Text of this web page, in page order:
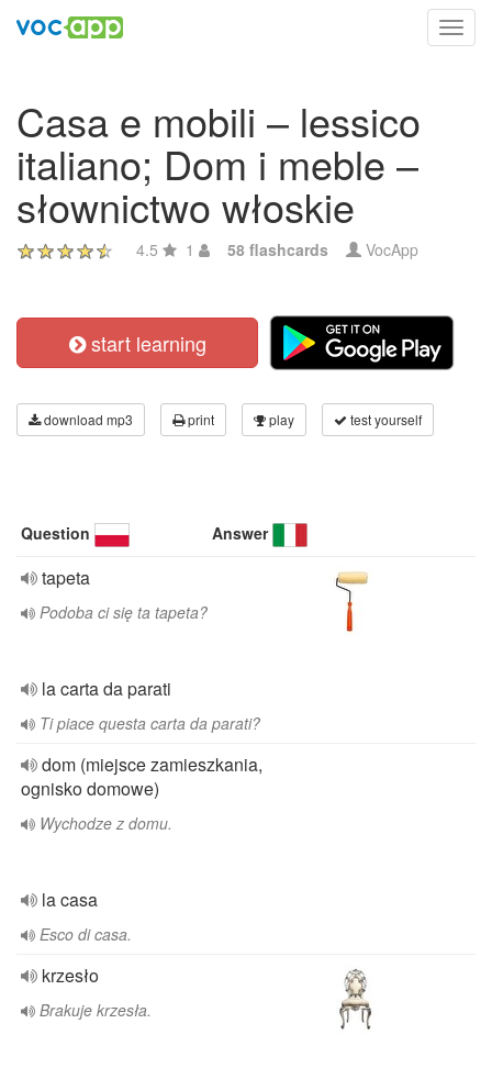
Casa e mobili – lessico
italiano; Dom i meble –
słownictwo włoskie
4.5 1 58 flashcards VocApp
start learning
download mp3 print play test yourself
Question Answer
tapeta
Podoba ci się ta tapeta?
la carta da parati
Ti piace questa carta da parati?
dom (miejsce zamieszkania,
ognisko domowe)
Wychodze z domu.
la casa
Esco di casa.
krzesło
Brakuje krzesła.